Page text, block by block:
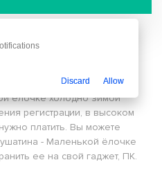
скачать mp3 песню
ёлочке холодно зимой
регистрации, в высоком
платить. Вы можете
- Маленькой ёлочке
ее на свой гаджет, ПК.
Discard Allow